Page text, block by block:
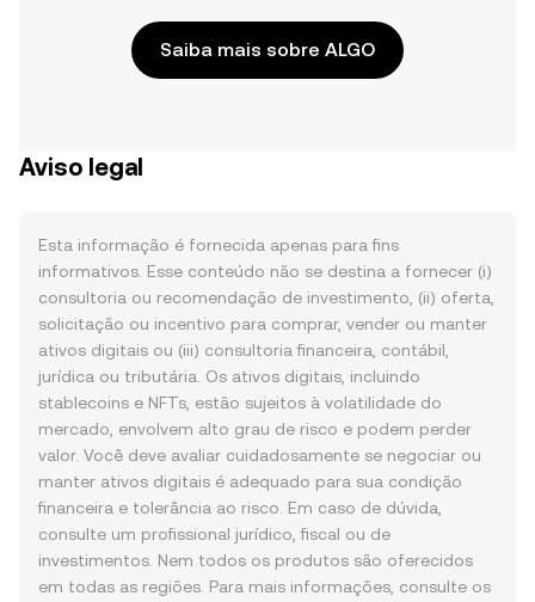
Saiba mais sobre ALGO
Aviso legal
Esta informação é fornecida apenas para fins
informativos. Esse conteúdo não se destina a fornecer (i)
consultoria ou recomendação de investimento, (ii) oferta,
solicitação ou incentivo para comprar, vender ou manter
ativos digitais ou (iii) consultoria financeira, contábil,
jurídica ou tributária. Os ativos digitais, incluindo
stablecoins e NFTs, estão sujeitos à volatilidade do
mercado, envolvem alto grau de risco e podem perder
valor. Você deve avaliar cuidadosamente se negociar ou
manter ativos digitais é adequado para sua condição
financeira e tolerância ao risco. Em caso de dúvida,
consulte um profissional jurídico, fiscal ou de
investimentos. Nem todos os produtos são oferecidos
em todas as regiões. Para mais informações, consulte os